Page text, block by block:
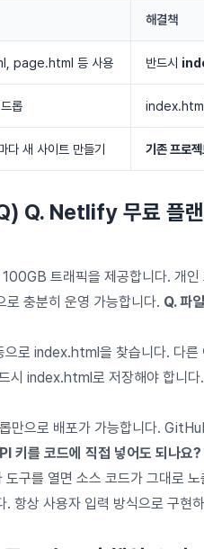
해결책
page.html 등 사용 반드시
롭
다 새 사이트 만들기 기존 프로
Q. Netlify 무료 플
트래픽을 제공합니다. 개인
로 충분히 운영 가능합니다. Q. 파
으로 index.html을 찾습니다. 다
시 index.html로 저장해야 합니다.
만으로 배포가 가능합니다.
키를 코드에 직접 넣어도 되나요?
구를 열면 소스 코드가 그대로
. 항상 사용자 입력 방식으로 구현